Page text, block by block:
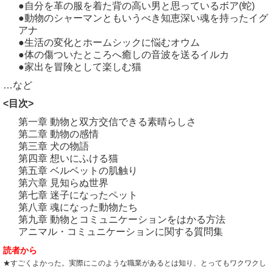
●自分を革の服を着た背の高い男と思っているボア(蛇)
●動物のシャーマンともいうべき知恵深い魂を持ったイグ
アナ
●生活の変化とホームシックに悩むオウム
●体の傷ついたところへ癒しの音波を送るイルカ
●家出を冒険として楽しむ猫
…など
<目次>
第一章 動物と双方交信できる素晴らしさ
第二章 動物の感情
第三章 犬の物語
第四章 想いにふける猫
第五章 ベルベットの肌触り
第六章 見知らぬ世界
第七章 迷子になったペット
第八章 魂になった動物たち
第九章 動物とコミュニケーションをはかる方法
アニマル・コミュニケーションに関する質問集
読者から
★すごくよかった。実際にこのような職業があるとは知り、とってもワクワクし